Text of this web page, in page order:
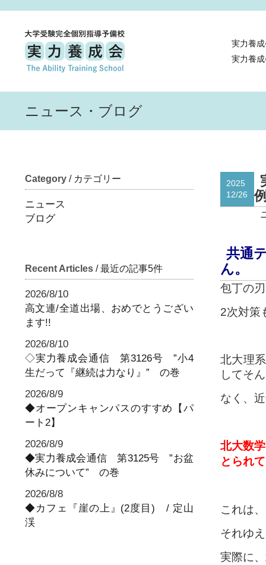
実力養
実力養
ニュース・ブログ
Category / カテゴリー
ニュース
ブログ
Recent Articles / 最近の記事5件
2026/8/10
高文連/全道出場、おめでとうござい
ます!!
2026/8/10
◇実力養成会通信 第3126号 ”小4
生だって『継続は力なり』” の巻
2026/8/9
◆オープンキャンパスのすすめ【パ
ート2】
2026/8/9
◆実力養成会通信 第3125号 ”お盆
休みについて” の巻
2026/8/8
◆カフェ『崖の上』(2度目) / 定山
渓
2025
12/26
共通
ん。
包丁の
2次対策
北大理
してそ
なく、
北大数
とられ
これは
それゆ
実際に